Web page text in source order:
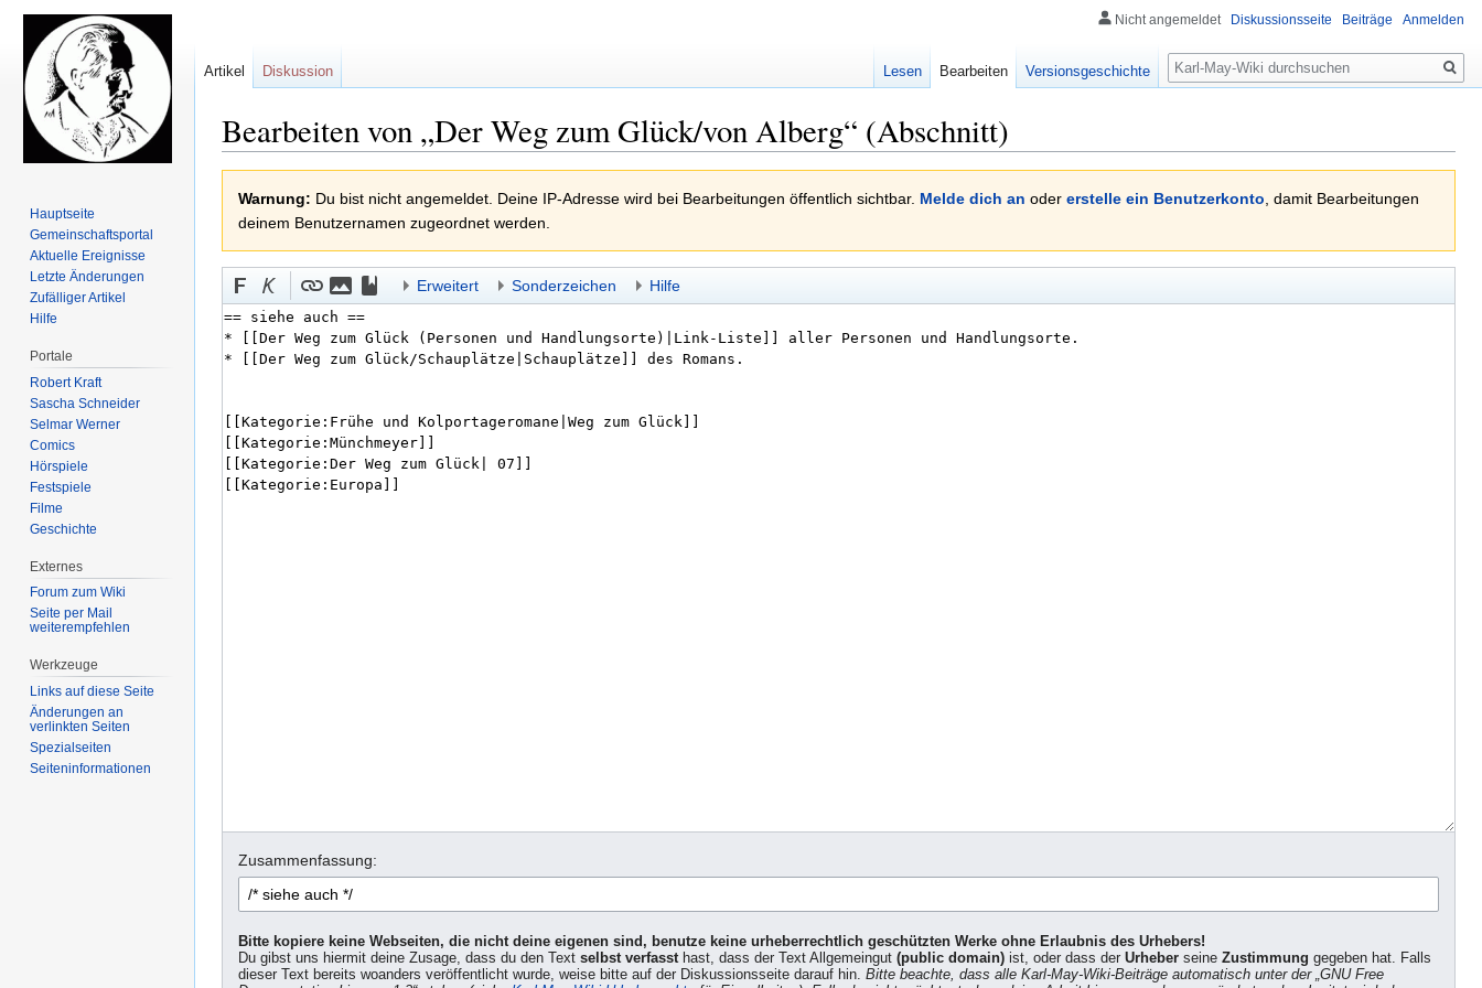
Bearbeiten von „Der Weg zum Glück/von Alberg“ (Abschnitt)
Navigation
springen
Suche
springen
Warnung: Du bist nicht angemeldet. Deine IP-Adresse wird bei Bearbeitungen öffentlich sichtbar. Melde dich an oder erstelle ein Benutzerkonto, damit Bearbeitungen
deinem Benutzernamen zugeordnet werden.
Erweitert Sonderzeichen Hilfe
Zusammenfassung:
Bitte kopiere keine Webseiten, die nicht deine eigenen sind, benutze keine urheberrechtlich geschützten Werke ohne Erlaubnis des Urhebers!
Du gibst uns hiermit deine Zusage, dass du den Text selbst verfassthast, dass der Text Allgemeingut (public domain) ist, oder dass der Urheber seine Zustimmung gegeben hat. Falls
dieser Text bereits woanders veröffentlicht wurde, weise bitte auf der Diskussionsseite darauf hin. Bitte beachte, dass alle Karl-May-Wiki-Beiträge automatisch unter der „GNU Free
Nicht angemeldet Diskussionsseite Beiträge Anmelden
Artikel Diskussion Lesen Bearbeiten Versionsgeschichte
Suche
Hauptseite
Gemeinschafts­portal
Aktuelle Ereignisse
Letzte Änderungen
Zufälliger Artikel
Hilfe
Portale
Robert Kraft
Sascha Schneider
Selmar Werner
Comics
Hörspiele
Festspiele
Filme
Geschichte
Externes
Forum zum Wiki
Seite per Mail
weiterempfehlen
Werkzeuge
Links auf diese Seite
Änderungen an
verlinkten Seiten
Spezialseiten
Seiten­informationen